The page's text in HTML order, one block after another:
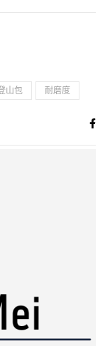
山包 耐磨度